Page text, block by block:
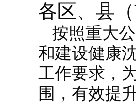
各区、县
按照重大
和建设健康
工作要求，
围，有效提